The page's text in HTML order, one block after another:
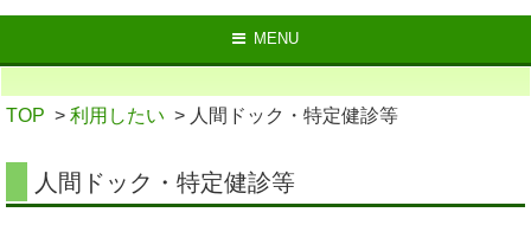
MENU
TOP > 利用したい > 人間ドック・特定健診等
人間ドック・特定健診等